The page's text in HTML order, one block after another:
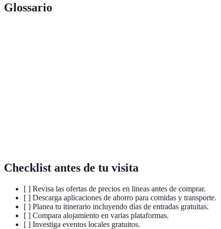
Glossario
Checklist antes de tu visita
[ ] Revisa las ofertas de precios en lineas antes de comprar.
[ ] Descarga aplicaciones de ahorro para comidas y transporte.
[ ] Planea tu itinerario incluyendo días de entradas gratuitas.
[ ] Compara alojamiento en varias plataformas.
[ ] Investiga eventos locales gratuitos.